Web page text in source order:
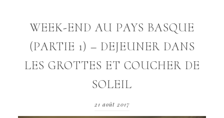
WEEK-END AU PAYS BASQUE
(PARTIE 1) – DEJEUNER DANS
LES GROTTES ET COUCHER DE
SOLEIL
21 août 2017